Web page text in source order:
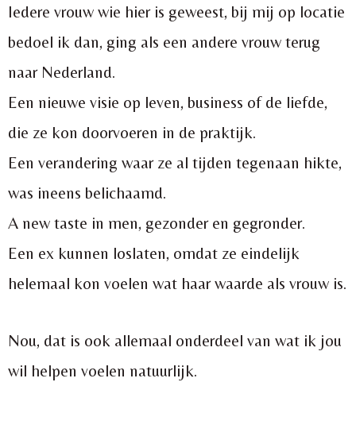
Iedere vrouw wie hier is geweest, bij mij op locatie
bedoel ik dan, ging als een andere vrouw terug
naar Nederland.
Een nieuwe visie op leven, business of de liefde,
die ze kon doorvoeren in de praktijk.
Een verandering waar ze al tijden tegenaan hikte,
was ineens belichaamd.
A new taste in men, gezonder en gegronder.
Een ex kunnen loslaten, omdat ze eindelijk
helemaal kon voelen wat haar waarde als vrouw is.
Nou, dat is ook allemaal onderdeel van wat ik jou
wil helpen voelen natuurlijk.